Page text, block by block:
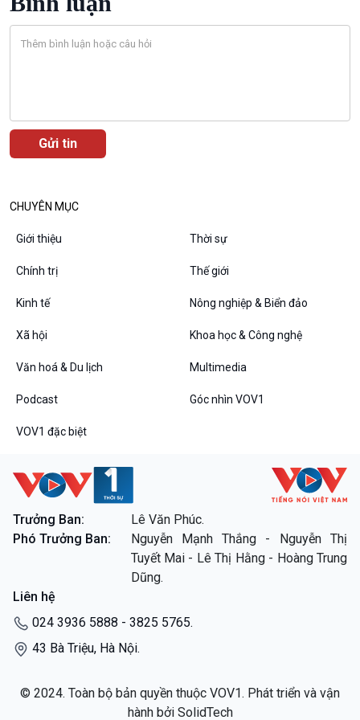
Bước chân đến trường
Tin Văn hoá & Du lịch
Chát với người nổi tiếng
Bình luận
10 phút Sự kiện - Luận bàn
Dòng chảy sự kiện
Diễn đàn chủ nhật
VOV1 đặc biệt
Thanh âm ký sự
Các chương trình đặc biệt
CHUYÊN MỤC
Giới thiệu Thời sự
Chính trị Thế giới
Kinh tế Nông nghiệp & Biển đảo
Xã hội Khoa học & Công nghệ
Văn hoá & Du lịch Multimedia
Podcast Góc nhìn VOV1
VOV1 đặc biệt
Trưởng Ban:
Lê Văn Phúc.
Phó Trưởng Ban:
Nguyễn Mạnh Thắng - Nguyễn Thị
Tuyết Mai - Lê Thị Hằng - Hoàng Trung
Dũng.
Liên hệ
024 3936 5888 - 3825 5765.
43 Bà Triệu, Hà Nội.
© 2024. Toàn bộ bản quyền thuộc VOV1. Phát triển và vận
hành bởi SolidTech